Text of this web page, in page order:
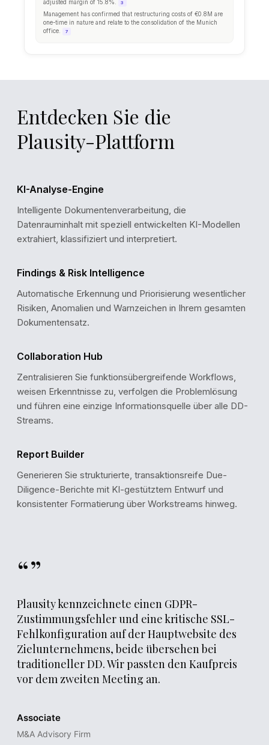
Tax
Tech
KEY FINDING
Material Contract Expiry Risk
Entdecken Sie die
Plausity-Plattform
KI-Analyse-Engine
Intelligente Dokumentenverarbeitung, die
Datenrauminhalt mit speziell entwickelten KI-Modellen
extrahiert, klassifiziert und interpretiert.
Findings & Risk Intelligence
Automatische Erkennung und Priorisierung wesentlicher
Risiken, Anomalien und Warnzeichen in Ihrem gesamten
Dokumentensatz.
Collaboration Hub
Zentralisieren Sie funktionsübergreifende Workflows,
weisen Erkenntnisse zu, verfolgen die Problemlösung
und führen eine einzige Informationsquelle über alle DD-
Streams.
Report Builder
Generieren Sie strukturierte, transaktionsreife Due-
Diligence-Berichte mit KI-gestütztem Entwurf und
konsistenter Formatierung über Workstreams hinweg.
“”
Plausity kennzeichnete einen GDPR-
Zustimmungsfehler und eine kritische SSL-
Fehlkonfiguration auf der Hauptwebsite des
Zielunternehmens, beide übersehen bei
traditioneller DD. Wir passten den Kaufpreis
vor dem zweiten Meeting an.
Associate
M&A Advisory Firm